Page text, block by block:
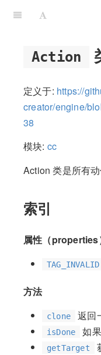
Action
定义于: https://
creator/engine/
38
模块: cc
Action 类是所有动
索引
属性（properties
TAG_INVALID
方法
clone 返回
isDone 如
getTarget